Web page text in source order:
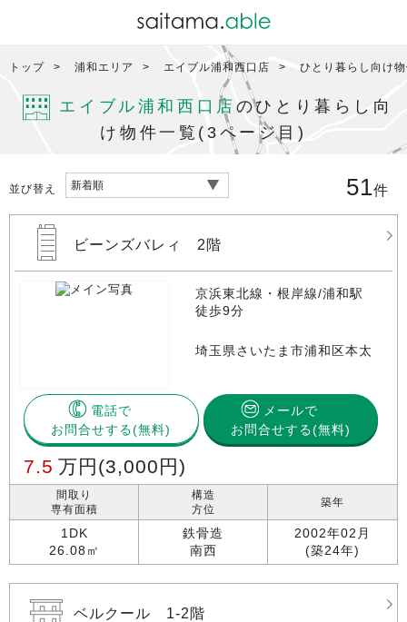
トップ 浦和エリア エイブル浦和西口店 ひとり暮らし向け
エイブル浦和西口店 のひとり暮らし向
け物件一覧(3ページ目)
並び替え 51件
ビーンズバレィ 2階
京浜東北線・根岸線/浦和駅
徒歩9分
埼玉県さいたま市浦和区本太
電話で
お問合せする
メールで
お問合せする(無料)
7.5 万円 (3,000円)
間取り
専有面積
1DK
26.08㎡
構造
方位
鉄骨造
南西
築年
2002年02月
(築24年)
ベルクール 1-2階